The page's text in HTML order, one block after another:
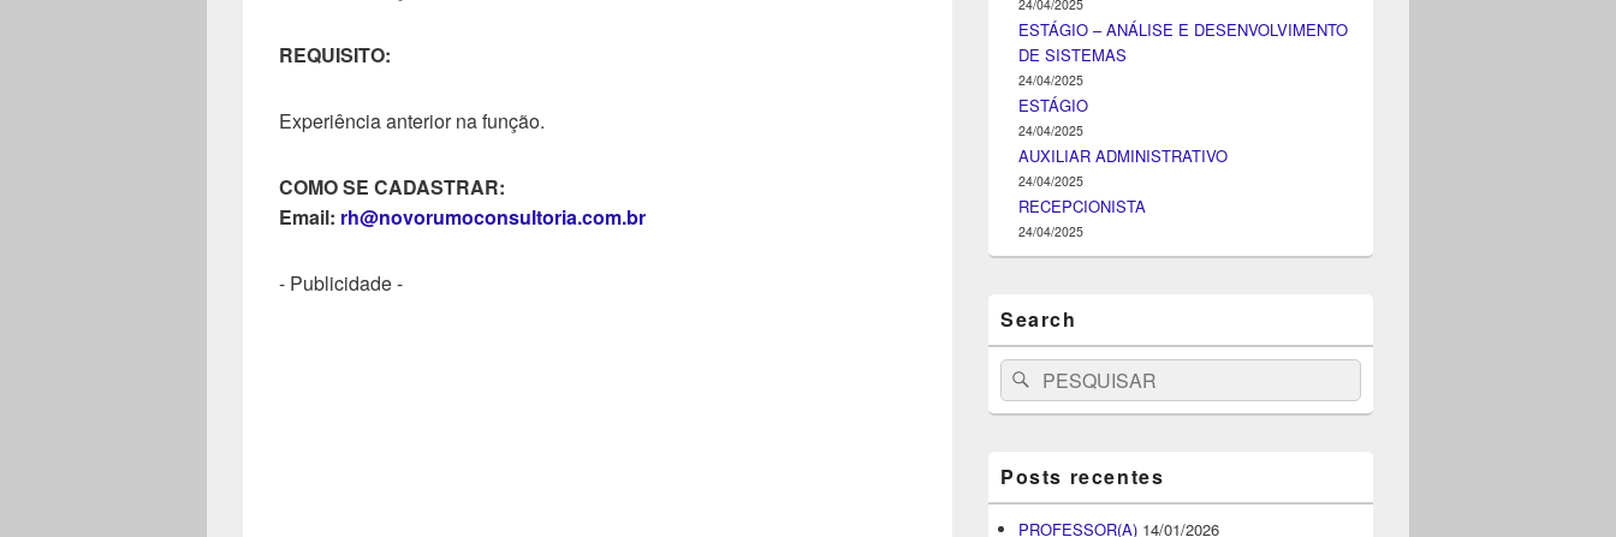
REQUISITO:
Experiência anterior na função.
COMO SE CADASTRAR:
Email: rh@novorumoconsultoria.com.br
- Publicidade -
24/04/2025
ESTÁGIO – ANÁLISE E DESENVOLVIMENTO
DE SISTEMAS
24/04/2025
ESTÁGIO
24/04/2025
AUXILIAR ADMINISTRATIVO
24/04/2025
RECEPCIONISTA
24/04/2025
Search
Search
for:
Pesquisar
Posts recentes
PROFESSOR(A) 14/01/2026